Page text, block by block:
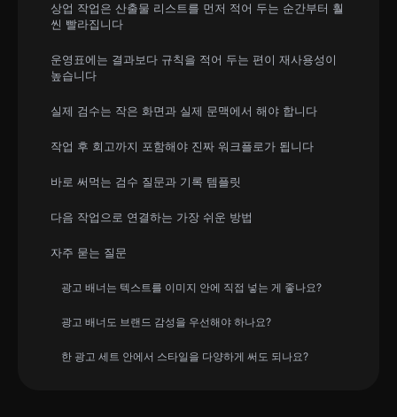
상업 작업은 산출물 리스트를 먼저 적어 두는 순간부터 훨
씬 빨라집니다
운영표에는 결과보다 규칙을 적어 두는 편이 재사용성이
높습니다
실제 검수는 작은 화면과 실제 문맥에서 해야 합니다
작업 후 회고까지 포함해야 진짜 워크플로가 됩니다
바로 써먹는 검수 질문과 기록 템플릿
다음 작업으로 연결하는 가장 쉬운 방법
자주 묻는 질문
광고 배너는 텍스트를 이미지 안에 직접 넣는 게 좋나요?
광고 배너도 브랜드 감성을 우선해야 하나요?
한 광고 세트 안에서 스타일을 다양하게 써도 되나요?